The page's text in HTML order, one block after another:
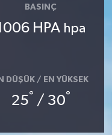
BASINÇ
HPA hpa
DÜŞÜK / EN YÜKSEK
25° / 30°